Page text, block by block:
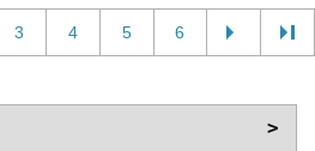
3 4 5 6